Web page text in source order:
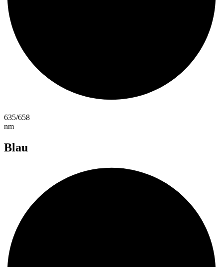
635/658
nm
Blau